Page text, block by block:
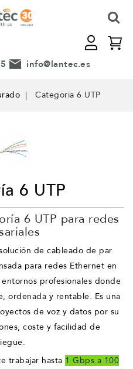
info@lantec.es
Categoría 6 UTP
6 UTP
6 UTP para redes
de cableado de par
para redes Ethernet en
profesionales donde
ordenada y rentable. Es una
de voz y datos por su
coste y facilidad de
trabajar hasta 1 Gbps a 100